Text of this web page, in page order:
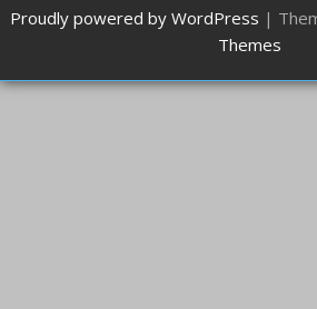
Proudly powered by WordPress |
Themes